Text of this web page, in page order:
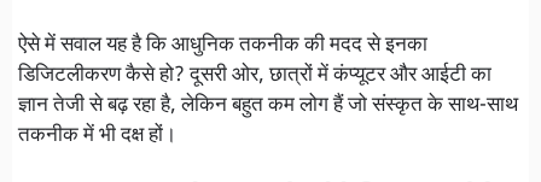
ऐसे में सवाल यह है कि आधुनिक तकनीक की मदद से इनका
डिजिटलीकरण कैसे हो? दूसरी ओर, छात्रों में कंप्यूटर और आईटी का
ज्ञान तेजी से बढ़ रहा है, लेकिन बहुत कम लोग हैं जो संस्कृत के साथ-साथ
तकनीक में भी दक्ष हों।